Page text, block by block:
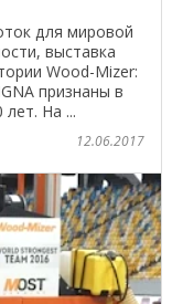
для мировой
выставка
Wood-Mizer:
признаны в
На ...
12.06.2017